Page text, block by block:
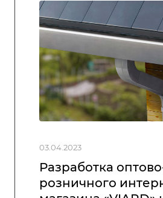
03.04.2023
Разработка
розничного